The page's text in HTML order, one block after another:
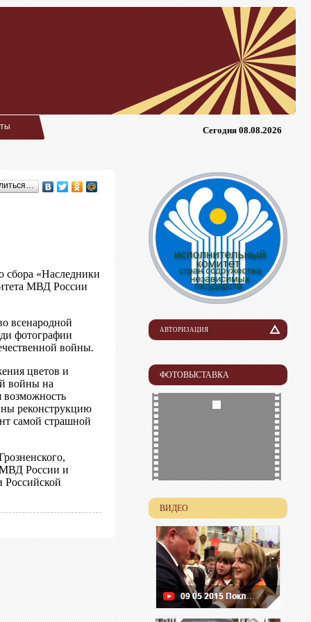
Сегодня 08.08.2026
сбора «Наследники
МВД России
всенародной
фотографии
войны.
цветов и
войны на
возможность
ре­конструкцию
самой страшной
МВД России и
Российской
АВТОРИЗАЦИЯ
Логин
Пароль
ФОТОВЫСТАВКА
ВИДЕО